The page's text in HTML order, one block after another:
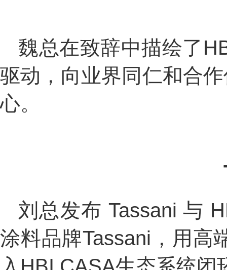
魏总在致辞中描绘了
驱动，向业界同仁和合
心。
刘总发布 Tassani 与
涂料品牌Tassani，用高